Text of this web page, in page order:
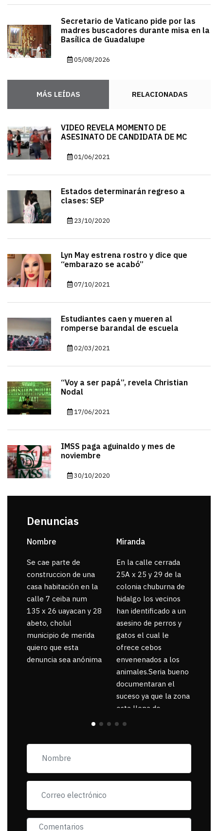
Secretario de Vaticano pide por las
madres buscadores durante misa en la
Basílica de Guadalupe
05/08/2026
MÁS LEÍDAS RELACIONADAS
VIDEO REVELA MOMENTO DE
ASESINATO DE CANDIDATA DE MC
01/06/2021
Estados determinarán regreso a
clases: SEP
23/10/2020
Lyn May estrena rostro y dice que
“embarazo se acabó”
07/10/2021
Estudiantes caen y mueren al
romperse barandal de escuela
02/03/2021
“Voy a ser papá”, revela Christian
Nodal
17/06/2021
IMSS paga aguinaldo y mes de
noviembre
30/10/2020
Denuncias
Nombre
Se cae parte de
construccion de una
casa habitación en la
calle 7 ceiba num
135 x 26 uayacan y 28
abeto, cholul
municipio de merida
quiero que esta
denuncia sea anónima
Miranda
En la calle cerrada
25A x 25 y 29 de la
colonia chuburna de
hidalgo los vecinos
han identificado a un
asesino de perros y
gatos el cual le
ofrece cebos
envenenados a los
animales.Seria bueno
documentaran el
suceso ya que la zona
esta llena de
pancartas de
exigiendo al asesino
muerta.